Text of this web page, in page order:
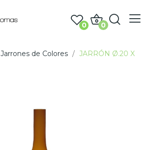
0 0
Jarrones de Colores
JARRÓN Ø.20 X